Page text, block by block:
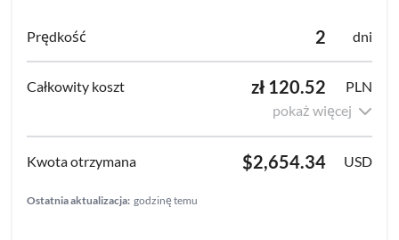
2 dni
zł 120.52
PLN
pokaż więcej
$2,654.34 USD
Ostatnia aktualizacja: godzinę temu